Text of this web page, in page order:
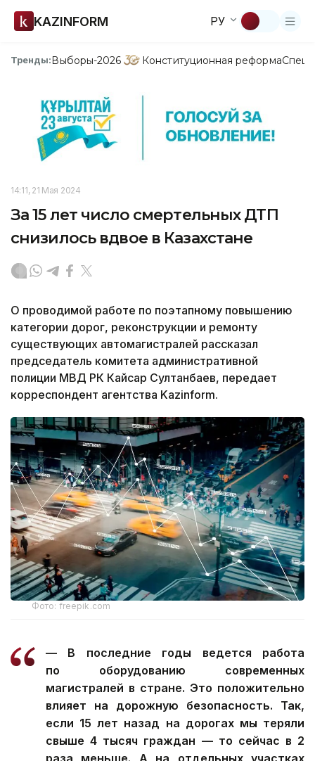
KAZINFORM РУ
Тренды:Выборы-2026 Конституционная реформа
14:11, 21 Мая 2024
За 15 лет число смертельных ДТП
снизилось вдвое в Казахстане
О проводимой работе по поэтапному повышению
категории дорог, реконструкции и ремонту
существующих автомагистралей рассказал
председатель комитета административной
полиции МВД РК Кайсар Султанбаев, передает
корреспондент агентства Kazinform.
Фото: freepik.com
— В последние годы ведется работа
по оборудованию современных
магистралей в стране. Это положительно
влияет на дорожную безопасность. Так,
если 15 лет назад на дорогах мы теряли
свыше 4 тысяч граждан — то сейчас в 2